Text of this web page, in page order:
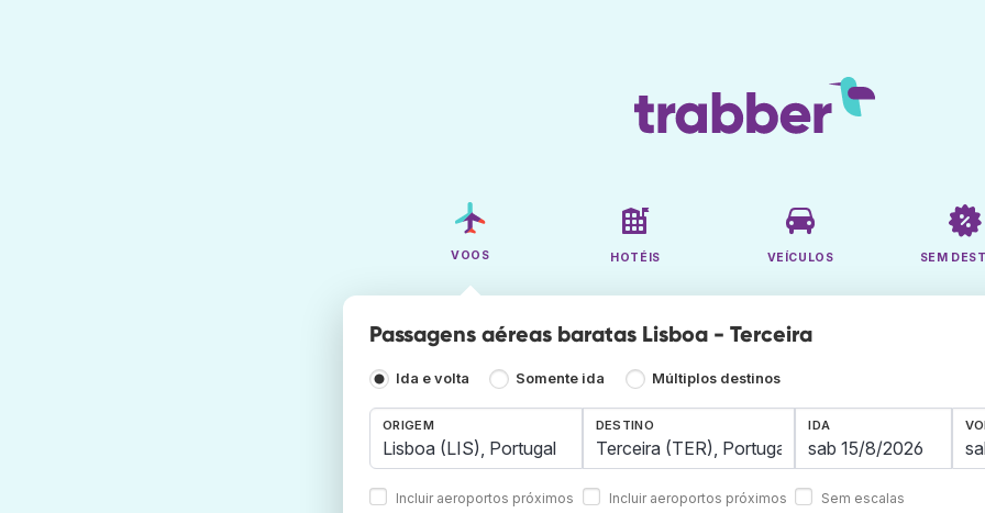
VOOS HOTÉIS VEÍCULOS SEM
Passagens aéreas baratas Lisboa - Terceira
Ida e volta Somente ida Múltiplos destinos
ORIGEM
Incluir aeroportos próximos
DESTINO
Incluir aeroportos próximos
IDA
Sem escalas